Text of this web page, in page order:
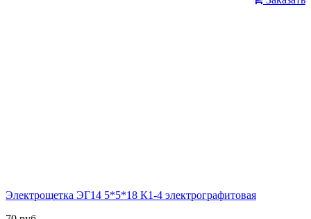
Электрощетка ЭГ14 5*5*18 К1-4 электрографитовая